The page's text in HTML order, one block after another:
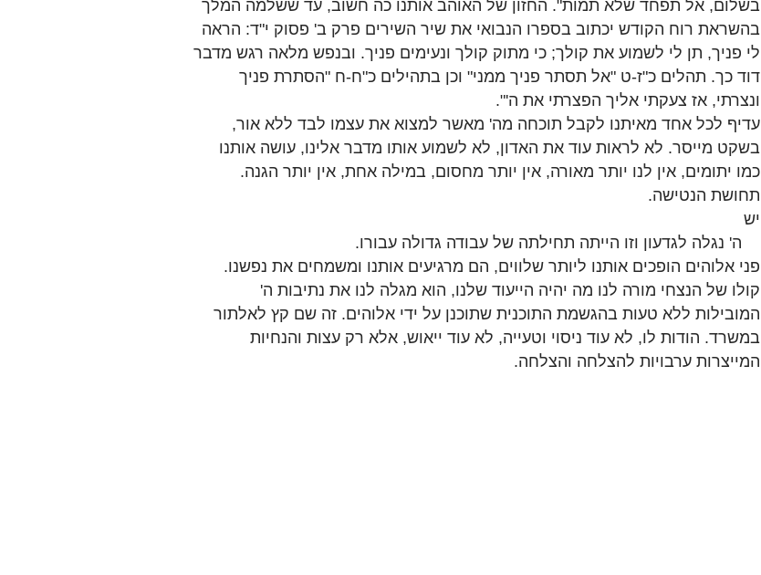
בשלום, אל תפחד שלא תמות". החזון של האוהב אותנו כה חשוב, עד ששלמה המלך
בהשראת רוח הקודש יכתוב בספרו הנבואי את שיר השירים פרק ב' פסוק י"ד: הראה
לי פניך, תן לי לשמוע את קולך; כי מתוק קולך ונעימים פניך. ובנפש מלאה רגש מדבר
דוד כך. תהלים כ"ז-ט "אל תסתר פניך ממני" וכן בתהילים כ"ח-ח "הסתרת פניך
ונצרתי, אז צעקתי אליך הפצרתי את ה'".
עדיף לכל אחד מאיתנו לקבל תוכחה מה' מאשר למצוא את עצמו לבד ללא אור,
בשקט מייסר. לא לראות עוד את האדון, לא לשמוע אותו מדבר אלינו, עושה אותנו
כמו יתומים, אין לנו יותר מאורה, אין יותר מחסום, במילה אחת, אין יותר הגנה.
תחושת הנטישה.
יש
ה' נגלה לגדעון וזו הייתה תחילתה של עבודה גדולה עבורו.
פני אלוהים הופכים אותנו ליותר שלווים, הם מרגיעים אותנו ומשמחים את נפשנו.
קולו של הנצחי מורה לנו מה יהיה הייעוד שלנו, הוא מגלה לנו את נתיבות ה'
המובילות ללא טעות בהגשמת התוכנית שתוכנן על ידי אלוהים. זה שם קץ לאלתור
במשרד. הודות לו, לא עוד ניסוי וטעייה, לא עוד ייאוש, אלא רק עצות והנחיות
המייצרות ערבויות להצלחה והצלחה.